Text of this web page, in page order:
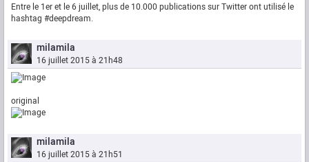
Entre le 1er et le 6 juillet, plus de 10.000 publications sur Twitter ont utilisé le
hashtag #deepdream.
milamila
16 juillet 2015 à 21h48
original
milamila
16 juillet 2015 à 21h51